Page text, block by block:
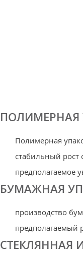
ПОЛИМЕРНАЯ
Полимерная
стабильный рост
предполагаемое
БУМАЖНАЯ
производство
предполагаемый
СТЕКЛЯННАЯ